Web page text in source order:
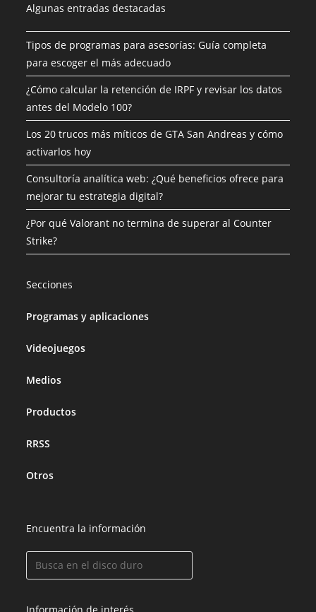
Algunas entradas destacadas
Tipos de programas para asesorías: Guía completa
para escoger el más adecuado
¿Cómo calcular la retención de IRPF y revisar los datos
antes del Modelo 100?
Los 20 trucos más míticos de GTA San Andreas y cómo
activarlos hoy
Consultoría analítica web: ¿Qué beneficios ofrece para
mejorar tu estrategia digital?
¿Por qué Valorant no termina de superar al Counter
Strike?
Secciones
Programas y aplicaciones
Videojuegos
Medios
Productos
RRSS
Otros
Encuentra la información